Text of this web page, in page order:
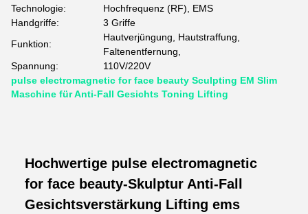
Technologie:
Hochfrequenz (RF), EMS
Handgriffe:
3 Griffe
Funktion:
Hautverjüngung, Hautstraffung,
Faltenentfernung,
Spannung:
110V/220V
pulse electromagnetic for face beauty Sculpting EM Slim
Maschine für Anti-Fall Gesichts Toning Lifting
Hochwertige pulse electromagnetic
for face beauty-Skulptur Anti-Fall
Gesichtsverstärkung Lifting ems